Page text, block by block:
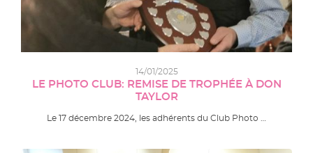
14/01/2025
LE PHOTO CLUB: REMISE DE TROPHÉE À DON
TAYLOR
Le 17 décembre 2024, les adhérents du Club Photo …